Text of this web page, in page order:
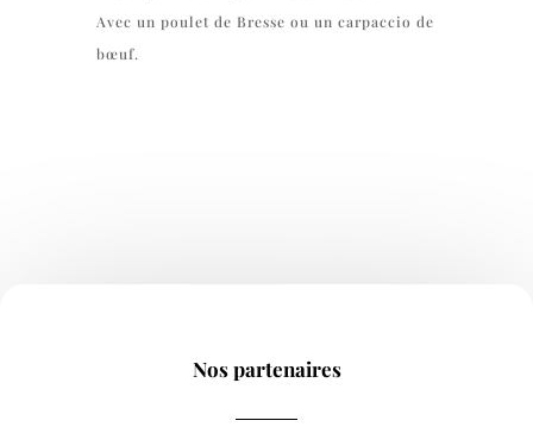
Avec un poulet de Bresse ou un carpaccio de
bœuf.
Nos partenaires